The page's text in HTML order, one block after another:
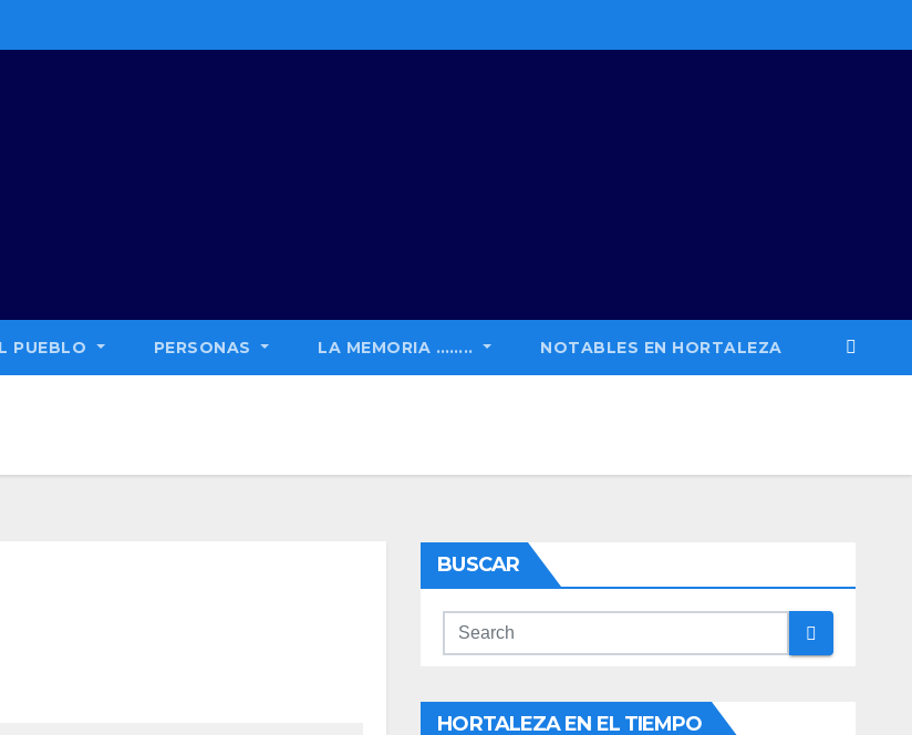
PUEBLO PERSONAS LA MEMORIA …….. NOTABLES EN HORTALEZA
BUSCAR
HORTALEZA EN EL TIEMPO